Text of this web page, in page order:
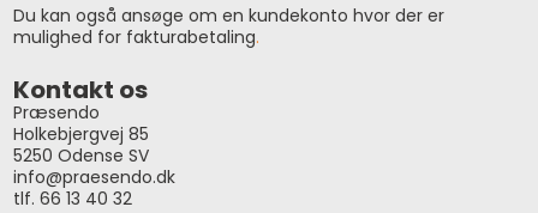
Du kan også ansøge om en kundekonto hvor der er
mulighed for fakturabetaling.
Kontakt os
Præsendo
Holkebjergvej 85
5250 Odense SV
info@praesendo.dk
tlf. 66 13 40 32